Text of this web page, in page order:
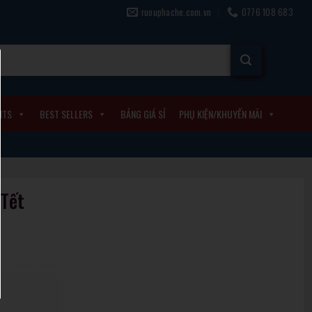
ruouphache.com.vn 0776 108 683
BEST SELLERS BẢNG GIÁ SỈ PHỤ KIỆN/KHUYẾN MÃI